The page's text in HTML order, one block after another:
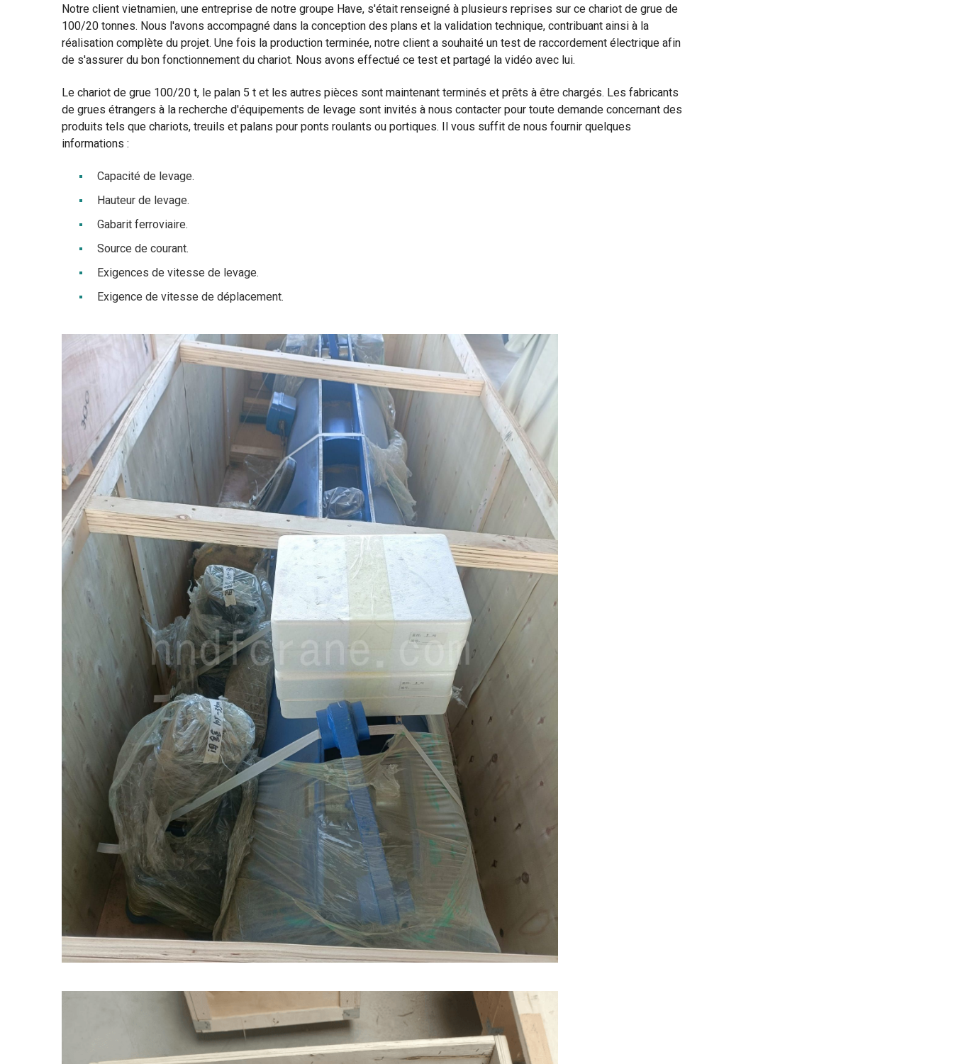
Notre client vietnamien, une entreprise de notre groupe Have, s'était renseigné à plusieurs reprises sur ce chariot de grue de
100/20 tonnes. Nous l'avons accompagné dans la conception des plans et la validation technique, contribuant ainsi à la
réalisation complète du projet. Une fois la production terminée, notre client a souhaité un test de raccordement électrique afin
de s'assurer du bon fonctionnement du chariot. Nous avons effectué ce test et partagé la vidéo avec lui.
Le chariot de grue 100/20 t, le palan 5 t et les autres pièces sont maintenant terminés et prêts à être chargés. Les fabricants
de grues étrangers à la recherche d'équipements de levage sont invités à nous contacter pour toute demande concernant des
produits tels que chariots, treuils et palans pour ponts roulants ou portiques. Il vous suffit de nous fournir quelques
informations :
Capacité de levage.
Hauteur de levage.
Gabarit ferroviaire.
Source de courant.
Exigences de vitesse de levage.
Exigence de vitesse de déplacement.